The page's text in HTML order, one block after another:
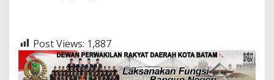
Post Views: 1,887